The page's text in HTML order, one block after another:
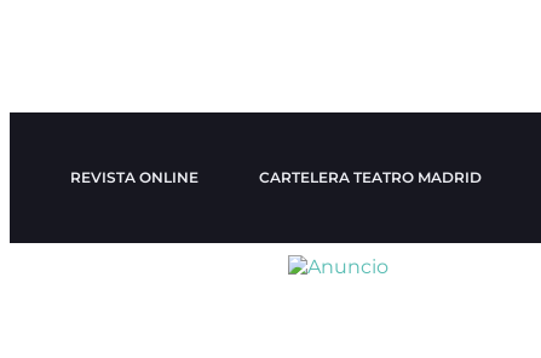
REVISTA ONLINE CARTELERA TEATRO MADRID